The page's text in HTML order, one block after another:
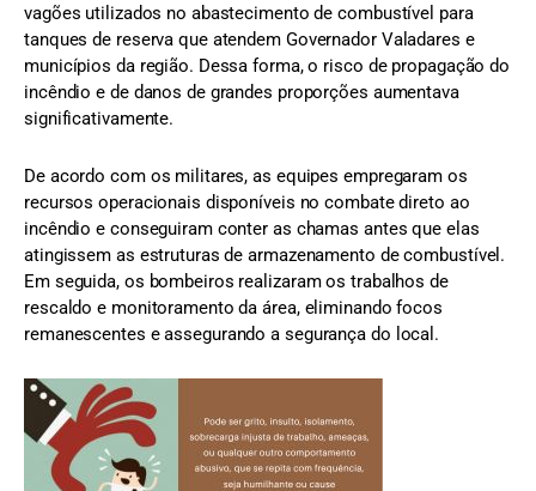
vagões utilizados no abastecimento de combustível para
tanques de reserva que atendem Governador Valadares e
municípios da região. Dessa forma, o risco de propagação do
incêndio e de danos de grandes proporções aumentava
significativamente.
De acordo com os militares, as equipes empregaram os
recursos operacionais disponíveis no combate direto ao
incêndio e conseguiram conter as chamas antes que elas
atingissem as estruturas de armazenamento de combustível.
Em seguida, os bombeiros realizaram os trabalhos de
rescaldo e monitoramento da área, eliminando focos
remanescentes e assegurando a segurança do local.